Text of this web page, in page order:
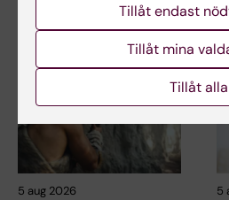
Relaterade artiklar
5 aug 2026 5
Tillåt endast
Tillåt mina
Tillåt alla